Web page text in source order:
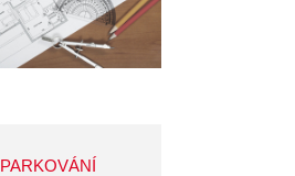
PARKOVÁNÍ